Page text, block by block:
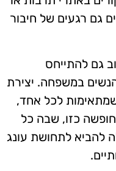
גם רגעים של חיבור
גם להתייחס
במשפחה. יצירת
שמתאימות לכל אחד,
חופשה כזו, שבה כל
להביא לתחושת עונג